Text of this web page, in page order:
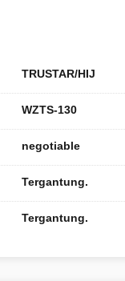
TRUSTAR/HIJ
WZTS-130
negotiable
Tergantung.
Tergantung.